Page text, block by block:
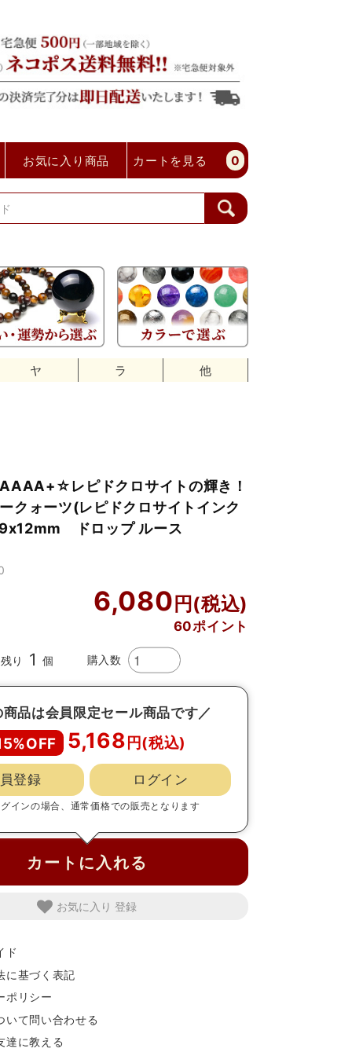
お気に入り商品 カートを見る 0
ヤ ラ 他
レピドクロサイトの輝き！
クォーツ(レピドクロサイトインク
ドロップ ルース
6,080
60ポイント
り 1個 購入数
品は会員限定セール商品です／
5,168
登録 ログイン
インの場合、通常価格での販売となります
カートに入れる
お気に入り
ド
に基づく表記
ポリシー
いて問い合わせる
達に教える